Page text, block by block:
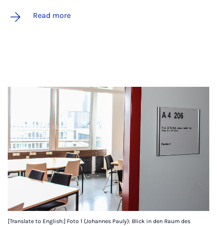
Read more
[Translate to English:] Foto 1 (Johannes Pauly): Blick in den Raum des